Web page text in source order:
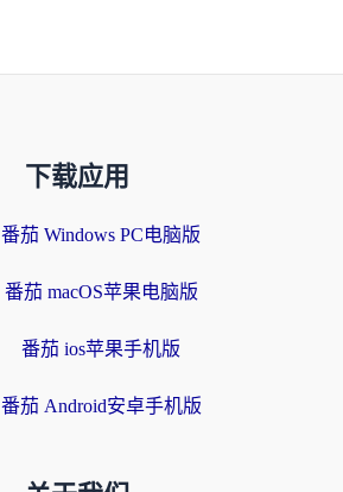
下载应用
番茄 Windows PC电脑版
番茄 macOS苹果电脑版
番茄 ios苹果手机版
番茄 Android安卓手机版